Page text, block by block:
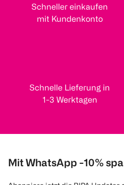
Schneller einkaufen
mit Kundenkonto
Schnelle Lieferung in
1-3 Werktagen
Mit WhatsApp -10%